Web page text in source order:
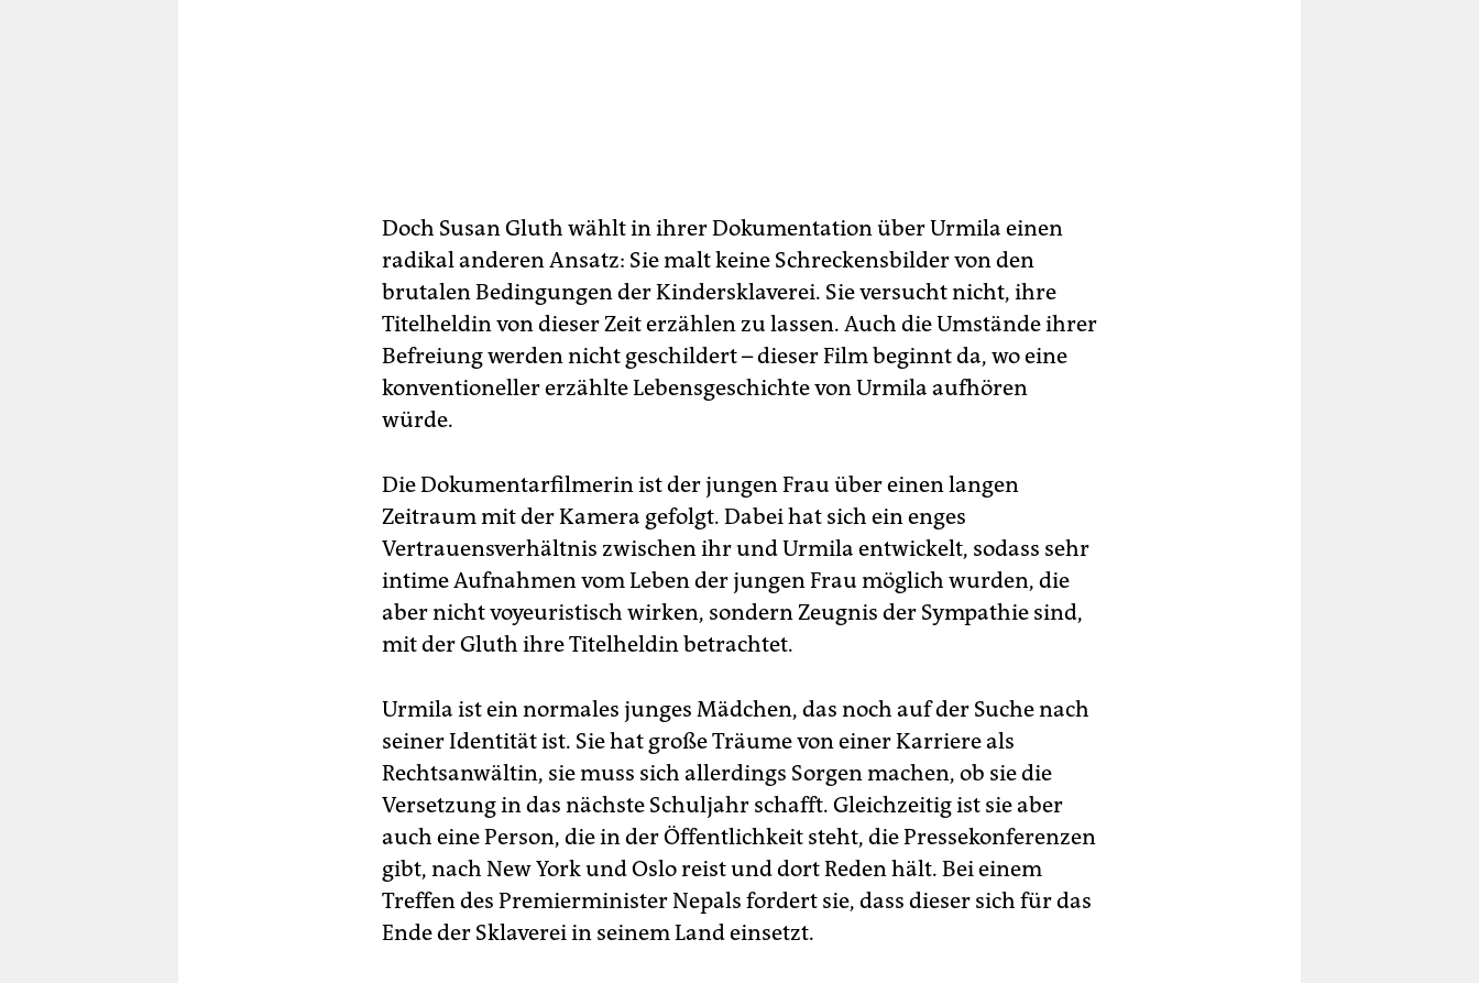
Doch Susan Gluth wählt in ihrer Dokumentation über Urmila einen
radikal anderen Ansatz: Sie malt keine Schreckensbilder von den
brutalen Bedingungen der Kindersklaverei. Sie versucht nicht, ihre
Titelheldin von dieser Zeit erzählen zu lassen. Auch die Umstände ihrer
Befreiung werden nicht geschildert – dieser Film beginnt da, wo eine
konventioneller erzählte Lebensgeschichte von Urmila aufhören
würde.
Die Dokumentarfilmerin ist der jungen Frau über einen langen
Zeitraum mit der Kamera gefolgt. Dabei hat sich ein enges
Vertrauensverhältnis zwischen ihr und Urmila entwickelt, sodass sehr
intime Aufnahmen vom Leben der jungen Frau möglich wurden, die
aber nicht voyeuristisch wirken, sondern Zeugnis der Sympathie sind,
mit der Gluth ihre Titelheldin betrachtet.
Urmila ist ein normales junges Mädchen, das noch auf der Suche nach
seiner Identität ist. Sie hat große Träume von einer Karriere als
Rechtsanwältin, sie muss sich allerdings Sorgen machen, ob sie die
Versetzung in das nächste Schuljahr schafft. Gleichzeitig ist sie aber
auch eine Person, die in der Öffentlichkeit steht, die Pressekonferenzen
gibt, nach New York und Oslo reist und dort Reden hält. Bei einem
Treffen des Premierminister Nepals fordert sie, dass dieser sich für das
Ende der Sklaverei in seinem Land einsetzt.